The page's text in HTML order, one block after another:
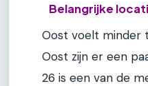
Belangrijke
Oost voelt minder
Oost zijn er een
26 is een van de